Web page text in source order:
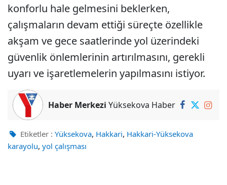
konforlu hale gelmesini beklerken,
çalışmaların devam ettiği süreçte özellikle
akşam ve gece saatlerinde yol üzerindeki
güvenlik önlemlerinin artırılmasını, gerekli
uyarı ve işaretlemelerin yapılmasını istiyor.
Haber Merkezi Yüksekova Haber
Etiketler : Yüksekova, Hakkari, Hakkari-Yüksekova
karayolu, yol çalışması